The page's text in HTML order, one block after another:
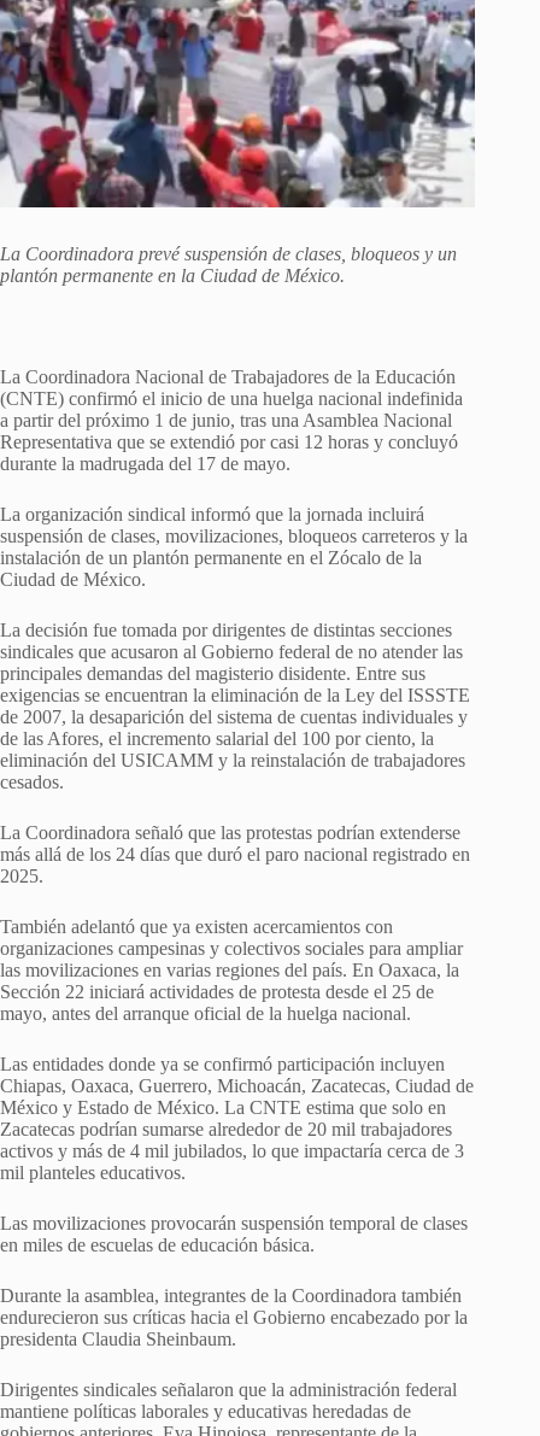
La Coordinadora prevé suspensión de clases, bloqueos y un
plantón permanente en la Ciudad de México.
La Coordinadora Nacional de Trabajadores de la Educación
(CNTE) confirmó el inicio de una huelga nacional indefinida
a partir del próximo 1 de junio, tras una Asamblea Nacional
Representativa que se extendió por casi 12 horas y concluyó
durante la madrugada del 17 de mayo.
La organización sindical informó que la jornada incluirá
suspensión de clases, movilizaciones, bloqueos carreteros y la
instalación de un plantón permanente en el Zócalo de la
Ciudad de México.
La decisión fue tomada por dirigentes de distintas secciones
sindicales que acusaron al Gobierno federal de no atender las
principales demandas del magisterio disidente. Entre sus
exigencias se encuentran la eliminación de la Ley del ISSSTE
de 2007, la desaparición del sistema de cuentas individuales y
de las Afores, el incremento salarial del 100 por ciento, la
eliminación del USICAMM y la reinstalación de trabajadores
cesados.
La Coordinadora señaló que las protestas podrían extenderse
más allá de los 24 días que duró el paro nacional registrado en
2025.
También adelantó que ya existen acercamientos con
organizaciones campesinas y colectivos sociales para ampliar
las movilizaciones en varias regiones del país. En Oaxaca, la
Sección 22 iniciará actividades de protesta desde el 25 de
mayo, antes del arranque oficial de la huelga nacional.
Las entidades donde ya se confirmó participación incluyen
Chiapas, Oaxaca, Guerrero, Michoacán, Zacatecas, Ciudad de
México y Estado de México. La CNTE estima que solo en
Zacatecas podrían sumarse alrededor de 20 mil trabajadores
activos y más de 4 mil jubilados, lo que impactaría cerca de 3
mil planteles educativos.
Las movilizaciones provocarán suspensión temporal de clases
en miles de escuelas de educación básica.
Durante la asamblea, integrantes de la Coordinadora también
endurecieron sus críticas hacia el Gobierno encabezado por la
presidenta Claudia Sheinbaum.
Dirigentes sindicales señalaron que la administración federal
mantiene políticas laborales y educativas heredadas de